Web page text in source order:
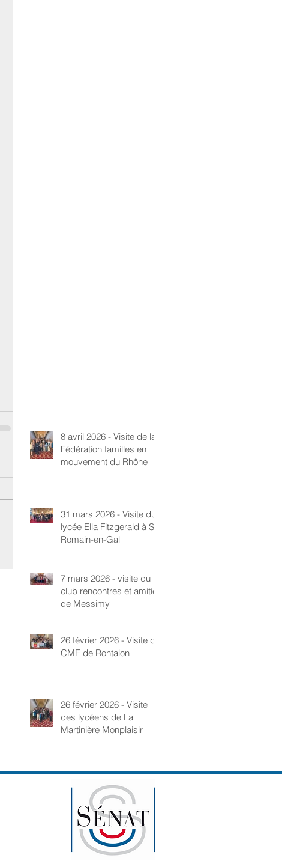
8 avril 2026 - Visite de la
Fédération familles en
mouvement du Rhône
31 mars 2026 - Visite du
lycée Ella Fitzgerald à St-
Romain-en-Gal
7 mars 2026 - visite du
club rencontres et amitié
de Messimy
26 février 2026 - Visite du
CME de Rontalon
26 février 2026 - Visite
des lycéens de La
Martinière Monplaisir